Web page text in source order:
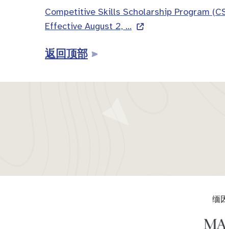
Competitive Skills Scholarship Program
Effective August 2, …
返回顶部
缅